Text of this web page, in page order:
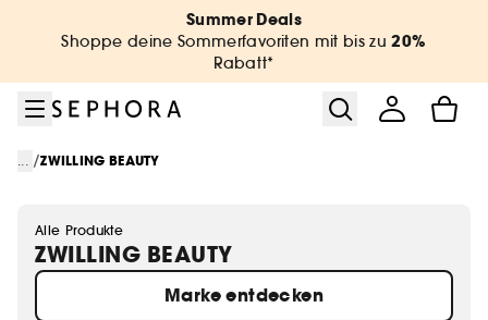
Summer Deals
Shoppe deine Sommerfavoriten mit bis zu20%
Rabatt*
... /ZWILLING BEAUTY
Alle Produkte
ZWILLING BEAUTY
Marke entdecken